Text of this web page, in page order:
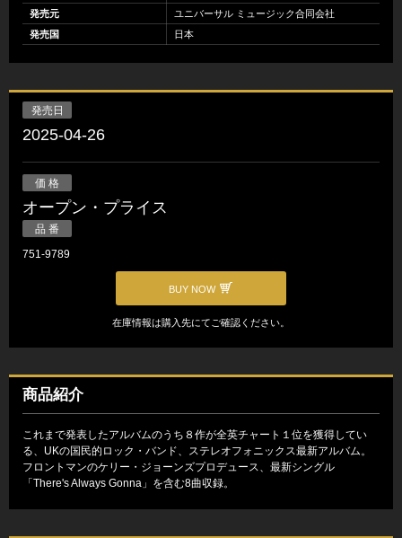
発売元
ユニバーサル ミュージック合同会社
発売国
日本
発売日
2025-04-26
価 格
オープン・プライス
品 番
751-9789
BUY NOW
在庫情報は購入先にてご確認ください。
商品紹介
これまで発表したアルバムのうち８作が全英チャート１位を獲得してい
る、UKの国民的ロック・バンド、ステレオフォニックス最新アルバム。
フロントマンのケリー・ジョーンズプロデュース、最新シングル
「There's Always Gonna」を含む8曲収録。